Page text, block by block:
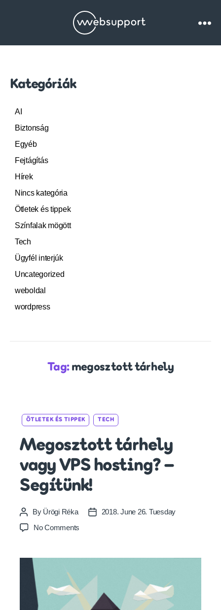
Websupport.hu
Kategóriák
AI
Biztonság
Egyéb
Fejtágítás
Hírek
Nincs kategória
Ötletek és tippek
Színfalak mögött
Tech
Ügyfél interjúk
Uncategorized
weboldal
wordpress
Tag: megosztott tárhely
Categories
ÖTLETEK ÉS TIPPEK TECH
Megosztott tárhely
vagy VPS hosting? –
Segítünk!
Post
author
By Ürögi Réka
Post2018. June 26. Tuesday
No Comments
vagy
hosting?
–
Segítünk!